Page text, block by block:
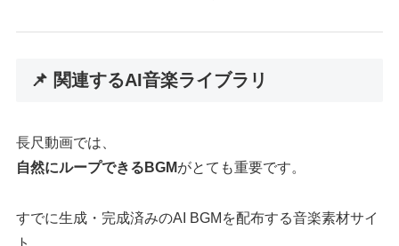
📌 関連するAI音楽ライブラリ
長尺動画では、
自然にループできるBGMがとても重要です。
すでに生成・完成済みのAI BGMを配布する音楽素材サイ
ト